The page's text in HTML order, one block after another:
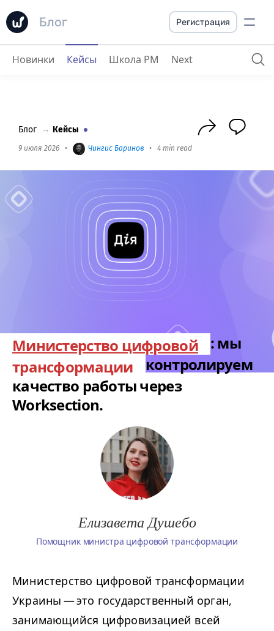
Блог
Министерство цифровой трансформации
Регистрация
Новинки Кейсы Школа PM Next
Блог → Кейсы
9 июля 2026 • Чингиc Баринов • 4 min read
Министерство цифровой
трансформации
: мы
контролируем
качество работы через
Worksection.
Елизавета Душебо
Помощник министра цифровой трансформации
Министерство цифровой трансформации
Украины — это государственный орган,
занимающийся цифровизацией всей